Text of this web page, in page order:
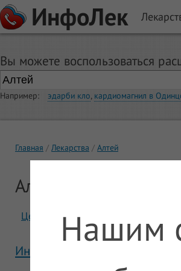
ИнфоЛек
Вы можете воспользоваться
Например: эдарби кло, кардиомагнил в
Главная Лекарства Алтей
Алтей
Цены Отзывы
Инструкция Алтей
Нашим